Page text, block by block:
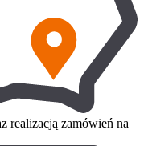
realizacją zamówień na